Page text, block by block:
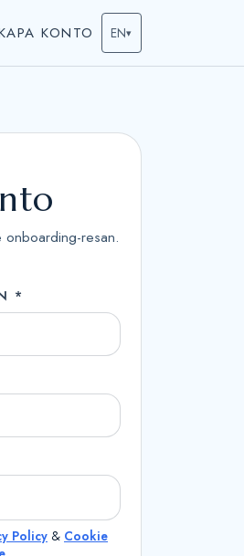
KONTO EN▾
resan.
*
Policy & Cookie